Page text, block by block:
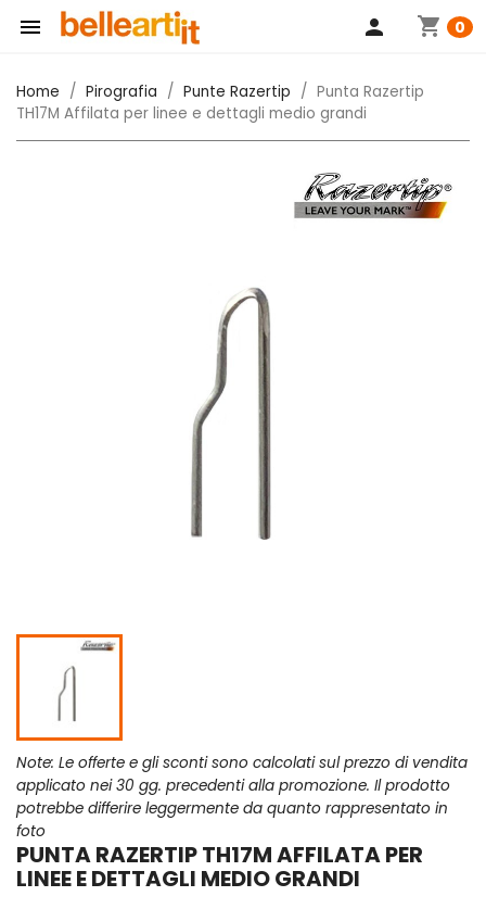
 shopping_cart 0
person
Home Pirografia Punte Razertip
Punta Razertip
TH17M Affilata per linee e dettagli medio grandi
Note: Le offerte e gli sconti sono calcolati sul prezzo di vendita
applicato nei 30 gg. precedenti alla promozione. Il prodotto
potrebbe differire leggermente da quanto rappresentato in
foto
PUNTA RAZERTIP TH17M AFFILATA PER
LINEE E DETTAGLI MEDIO GRANDI